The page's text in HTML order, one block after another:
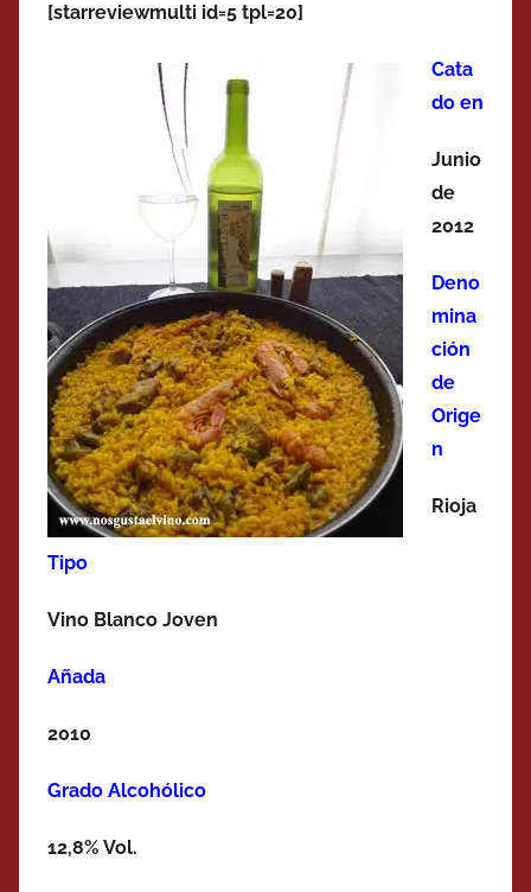
[starreviewmulti id=5 tpl=20]
Cata
do en
Junio
de
2012
Deno
mina
ción
de
Orige
n
Rioja
Tipo
Vino Blanco Joven
Añada
2010
Grado Alcohólico
12,8% Vol.